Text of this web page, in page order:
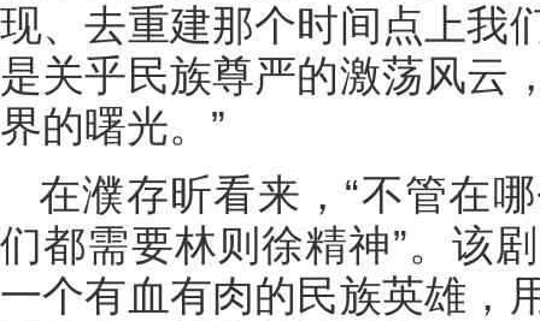
现、去重建那个时间点上我
是关乎民族尊严的激荡风云
界的曙光。”
在濮存昕看来，“不管在
们都需要林则徐精神”。该
一个有血有肉的民族英雄，